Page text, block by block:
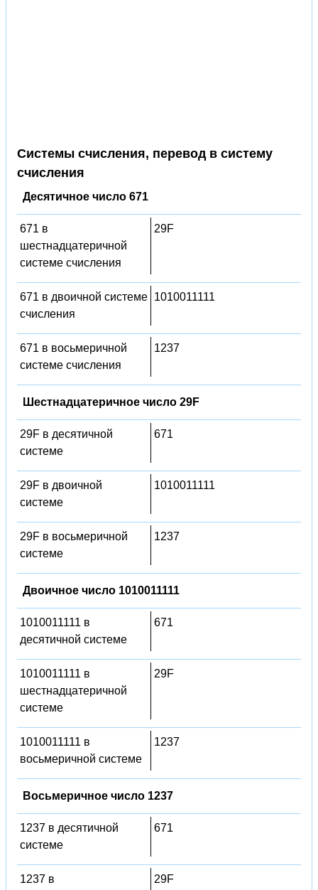
Системы счисления, перевод в систему
счисления
Десятичное число 671
671 в
шестнадцатеричной
системе счисления
29F
671 в двоичной системе
счисления
1010011111
671 в восьмеричной
системе счисления
1237
Шестнадцатеричное число 29F
29F в десятичной
системе
671
29F в двоичной
системе
1010011111
29F в восьмеричной
системе
1237
Двоичное число 1010011111
1010011111 в
десятичной системе
671
1010011111 в
шестнадцатеричной
системе
29F
1010011111 в
восьмеричной системе
1237
Восьмеричное число 1237
1237 в десятичной
системе
671
1237 в
29F